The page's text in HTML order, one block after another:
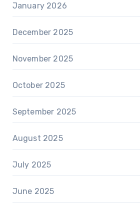
January 2026
December 2025
November 2025
October 2025
September 2025
August 2025
July 2025
June 2025